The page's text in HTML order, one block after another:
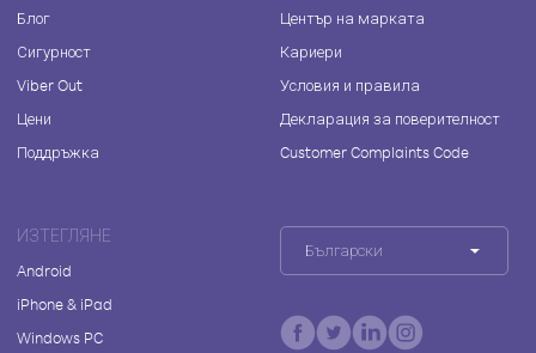
Блог
Сигурност
Viber Out
Цени
Поддръжка
Център на марката
Кариери
Условия и правила
Декларация за поверителност
Customer Complaints Code
ИЗТЕГЛЯНЕ
Android
iPhone & iPad
Windows PC
Български